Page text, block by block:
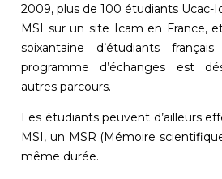
2009, plus de 100 étudiants
MSI sur un site Icam en France,
soixantaine d’étudiants
programme d’échanges est
autres parcours.
Les étudiants peuvent d’ailleurs
MSI, un MSR (Mémoire
même durée.